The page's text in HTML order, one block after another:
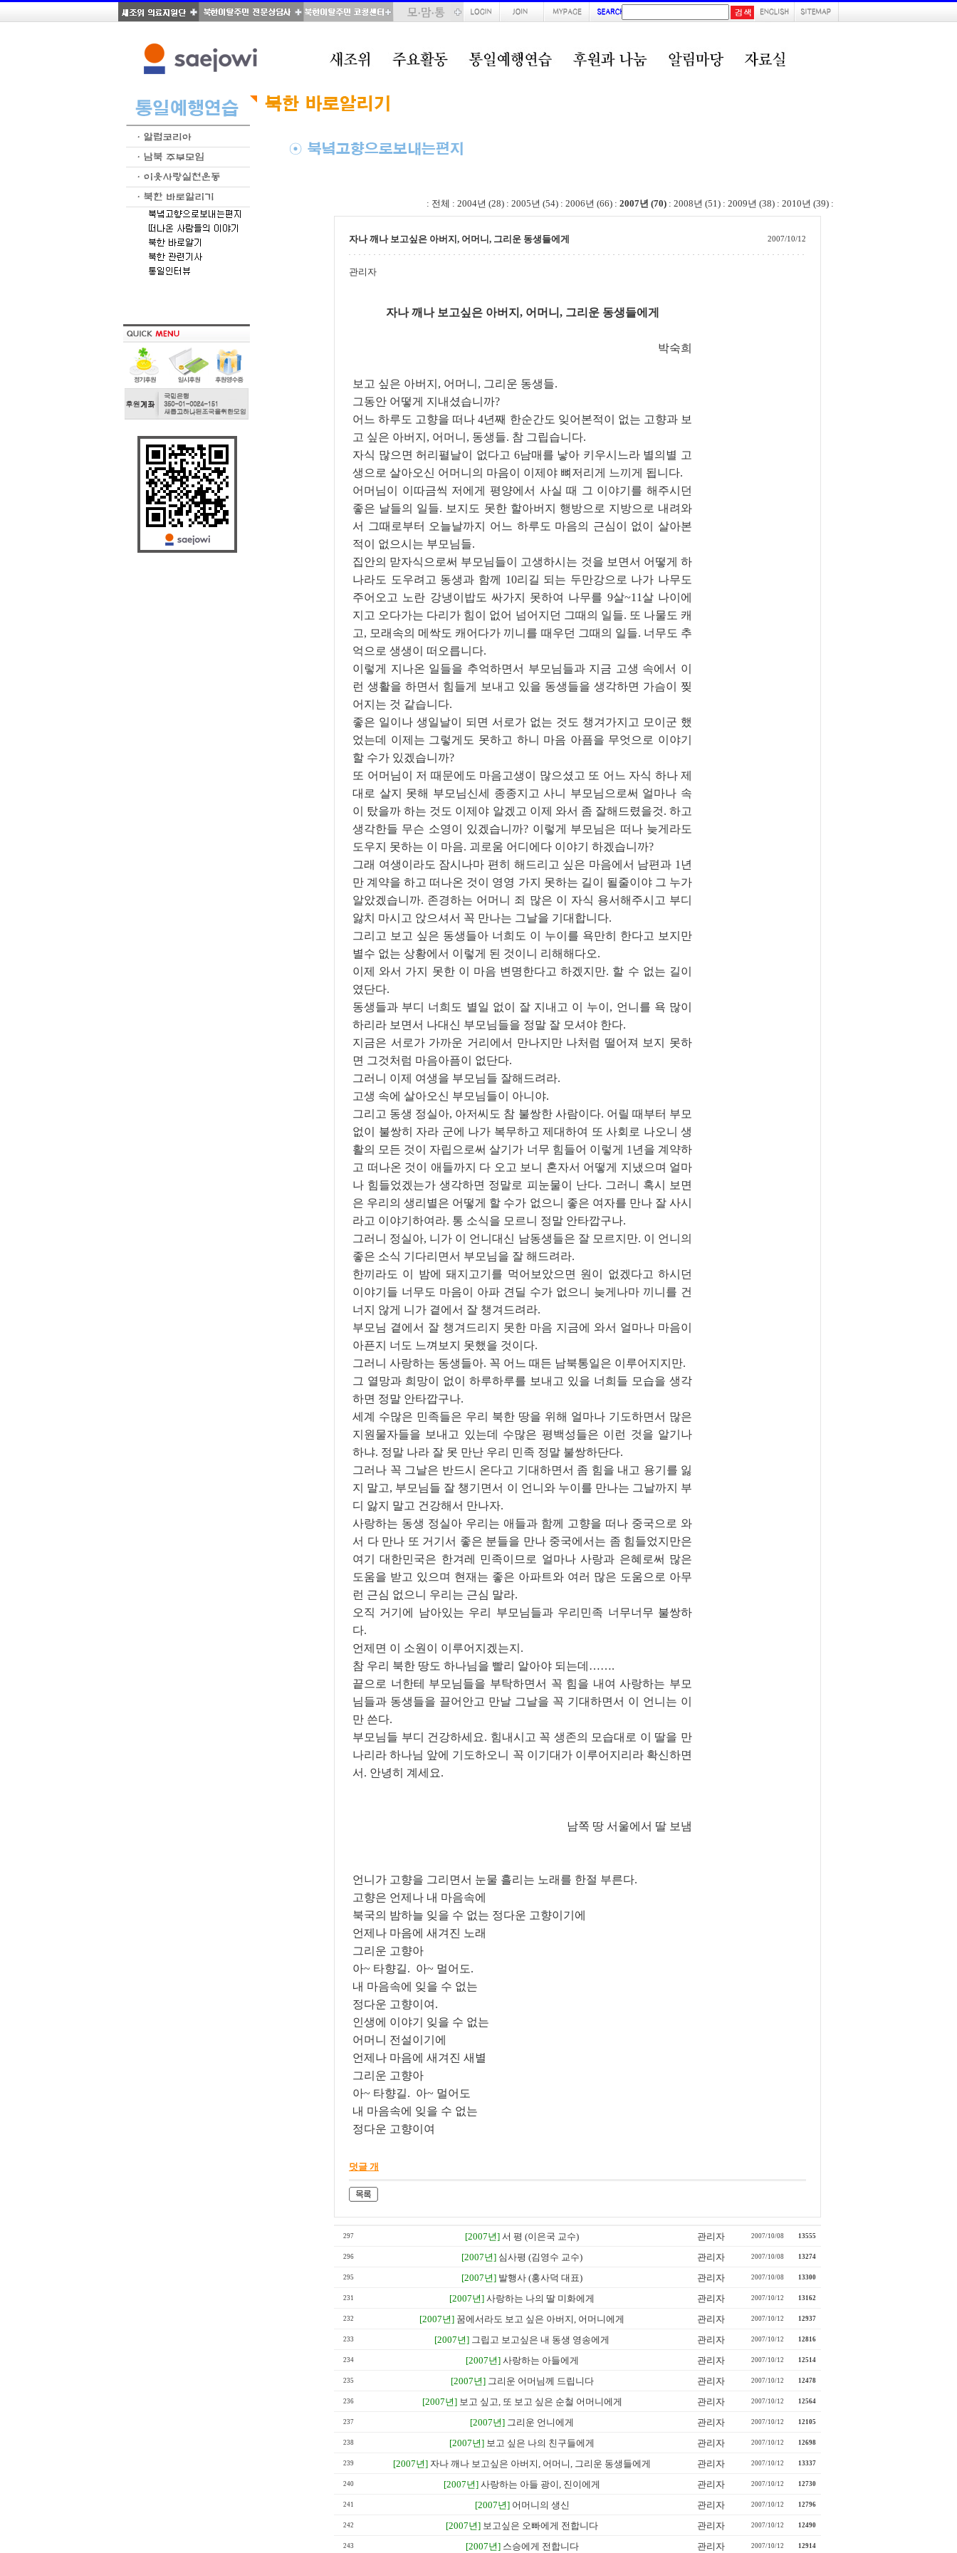
: 전체 : 2004년 (28) : 2005년 (54) : 2006년 (66) : 2007년 (70) : 2008년 (51) : 2009년 (38) : 2010년 (39) :
자나 깨나 보고싶은 아버지, 어머니, 그리운 동생들에게 2007/10/12
관리자
자나 깨나 보고싶은 아버지, 어머니, 그리운 동생들에게
박숙희
보고 싶은 아버지, 어머니, 그리운 동생들.
그동안 어떻게 지내셨습니까?
어느 하루도 고향을 떠나 4년째 한순간도 잊어본적이 없는 고향과 보
고 싶은 아버지, 어머니, 동생들. 참 그립습니다.
자식 많으면 허리펼날이 없다고 6남매를 낳아 키우시느라 별의별 고
생으로 살아오신 어머니의 마음이 이제야 뼈저리게 느끼게 됩니다.
어머님이 이따금씩 저에게 평양에서 사실 때 그 이야기를 해주시던
좋은 날들의 일들. 보지도 못한 할아버지 행방으로 지방으로 내려와
서 그때로부터 오늘날까지 어느 하루도 마음의 근심이 없이 살아본
적이 없으시는 부모님들.
집안의 맏자식으로써 부모님들이 고생하시는 것을 보면서 어떻게 하
나라도 도우려고 동생과 함께 10리길 되는 두만강으로 나가 나무도
주어오고 노란 강냉이밥도 싸가지 못하여 나무를 9살~11살 나이에
지고 오다가는 다리가 힘이 없어 넘어지던 그때의 일들. 또 나물도 캐
고, 모래속의 메싹도 캐어다가 끼니를 때우던 그때의 일들. 너무도 추
억으로 생생이 떠오릅니다.
이렇게 지나온 일들을 추억하면서 부모님들과 지금 고생 속에서 이
런 생활을 하면서 힘들게 보내고 있을 동생들을 생각하면 가슴이 찢
어지는 것 같습니다.
좋은 일이나 생일날이 되면 서로가 없는 것도 챙겨가지고 모이군 했
었는데 이제는 그렇게도 못하고 하니 마음 아픔을 무엇으로 이야기
할 수가 있겠습니까?
또 어머님이 저 때문에도 마음고생이 많으셨고 또 어느 자식 하나 제
대로 살지 못해 부모님신세 종종지고 사니 부모님으로써 얼마나 속
이 탔을까 하는 것도 이제야 알겠고 이제 와서 좀 잘해드렸을것. 하고
생각한들 무슨 소영이 있겠습니까? 이렇게 부모님은 떠나 늦게라도
도우지 못하는 이 마음. 괴로움 어디에다 이야기 하겠습니까?
그래 여생이라도 잠시나마 편히 해드리고 싶은 마음에서 남편과 1년
만 계약을 하고 떠나온 것이 영영 가지 못하는 길이 될줄이야 그 누가
알았겠습니까. 존경하는 어머니 죄 많은 이 자식 용서해주시고 부디
앓치 마시고 앉으셔서 꼭 만나는 그날을 기대합니다.
그리고 보고 싶은 동생들아 너희도 이 누이를 욕만히 한다고 보지만
별수 없는 상황에서 이렇게 된 것이니 리해해다오.
이제 와서 가지 못한 이 마음 변명한다고 하겠지만. 할 수 없는 길이
였단다.
동생들과 부디 너희도 별일 없이 잘 지내고 이 누이, 언니를 욕 많이
하리라 보면서 나대신 부모님들을 정말 잘 모셔야 한다.
지금은 서로가 가까운 거리에서 만나지만 나처럼 떨어져 보지 못하
면 그것처럼 마음아픔이 없단다.
그러니 이제 여생을 부모님들 잘해드려라.
고생 속에 살아오신 부모님들이 아니야.
그리고 동생 정실아, 아저씨도 참 불쌍한 사람이다. 어릴 때부터 부모
없이 불쌍히 자라 군에 나가 복무하고 제대하여 또 사회로 나오니 생
활의 모든 것이 자립으로써 살기가 너무 힘들어 이렇게 1년을 계약하
고 떠나온 것이 애들까지 다 오고 보니 혼자서 어떻게 지냈으며 얼마
나 힘들었겠는가 생각하면 정말로 피눈물이 난다. 그러니 혹시 보면
은 우리의 생리별은 어떻게 할 수가 없으니 좋은 여자를 만나 잘 사시
라고 이야기하여라. 통 소식을 모르니 정말 안타깝구나.
그러니 정실아, 니가 이 언니대신 남동생들은 잘 모르지만. 이 언니의
좋은 소식 기다리면서 부모님을 잘 해드려라.
한끼라도 이 밤에 돼지고기를 먹어보았으면 원이 없겠다고 하시던
이야기들 너무도 마음이 아파 견딜 수가 없으니 늦게나마 끼니를 건
너지 않게 니가 곁에서 잘 챙겨드려라.
부모님 곁에서 잘 챙겨드리지 못한 마음 지금에 와서 얼마나 마음이
아픈지 너도 느껴보지 못했을 것이다.
그러니 사랑하는 동생들아. 꼭 어느 때든 남북통일은 이루어지지만.
그 열망과 희망이 없이 하루하루를 보내고 있을 너희들 모습을 생각
하면 정말 안타깝구나.
세계 수많은 민족들은 우리 북한 땅을 위해 얼마나 기도하면서 많은
지원물자들을 보내고 있는데 수많은 평백성들은 이런 것을 알기나
하냐. 정말 나라 잘 못 만난 우리 민족 정말 불쌍하단다.
그러나 꼭 그날은 반드시 온다고 기대하면서 좀 힘을 내고 용기를 잃
지 말고, 부모님들 잘 챙기면서 이 언니와 누이를 만나는 그날까지 부
디 앓지 말고 건강해서 만나자.
사랑하는 동생 정실아 우리는 애들과 함께 고향을 떠나 중국으로 와
서 다 만나 또 거기서 좋은 분들을 만나 중국에서는 좀 힘들었지만은
여기 대한민국은 한겨레 민족이므로 얼마나 사랑과 은혜로써 많은
도움을 받고 있으며 현재는 좋은 아파트와 여러 많은 도움으로 아무
런 근심 없으니 우리는 근심 말라.
오직 거기에 남아있는 우리 부모님들과 우리민족 너무너무 불쌍하
다.
언제면 이 소원이 이루어지겠는지.
참 우리 북한 땅도 하나님을 빨리 알아야 되는데…….
끝으로 너한테 부모님들을 부탁하면서 꼭 힘을 내여 사랑하는 부모
님들과 동생들을 끌어안고 만날 그날을 꼭 기대하면서 이 언니는 이
만 쓴다.
부모님들 부디 건강하세요. 힘내시고 꼭 생존의 모습대로 이 딸을 만
나리라 하나님 앞에 기도하오니 꼭 이기대가 이루어지리라 확신하면
서. 안녕히 계세요.
남쪽 땅 서울에서 딸 보냄
언니가 고향을 그리면서 눈물 흘리는 노래를 한절 부른다.
고향은 언제나 내 마음속에
북국의 밤하늘 잊을 수 없는 정다운 고향이기에
언제나 마음에 새겨진 노래
그리운 고향아
아~ 타향길. 아~ 멀어도.
내 마음속에 잊을 수 없는
정다운 고향이여.
인생에 이야기 잊을 수 없는
어머니 전설이기에
언제나 마음에 새겨진 새별
그리운 고향아
아~ 타향길. 아~ 멀어도
내 마음속에 잊을 수 없는
정다운 고향이여
덧글 개
297 [2007년] 서 평 (이은국 교수) 관리자 2007/10/08 13555
296 [2007년] 심사평 (김영수 교수) 관리자 2007/10/08 13274
295 [2007년] 발행사 (홍사덕 대표) 관리자 2007/10/08 13300
231 [2007년] 사랑하는 나의 딸 미화에게 관리자 2007/10/12 13162
232 [2007년] 꿈에서라도 보고 싶은 아버지, 어머니에게 관리자 2007/10/12 12937
233 [2007년] 그립고 보고싶은 내 동생 영송에게 관리자 2007/10/12 12816
234 [2007년] 사랑하는 아들에게 관리자 2007/10/12 12514
235 [2007년] 그리운 어머님께 드립니다 관리자 2007/10/12 12478
236 [2007년] 보고 싶고, 또 보고 싶은 순철 어머니에게 관리자 2007/10/12 12564
237 [2007년] 그리운 언니에게 관리자 2007/10/12 12105
238 [2007년] 보고 싶은 나의 친구들에게 관리자 2007/10/12 12698
239 [2007년] 자나 깨나 보고싶은 아버지, 어머니, 그리운 동생들에게 관리자 2007/10/12 13337
240 [2007년] 사랑하는 아들 광이, 진이에게 관리자 2007/10/12 12730
241 [2007년] 어머니의 생신 관리자 2007/10/12 12796
242 [2007년] 보고싶은 오빠에게 전합니다 관리자 2007/10/12 12490
243 [2007년] 스승에게 전합니다 관리자 2007/10/12 12914